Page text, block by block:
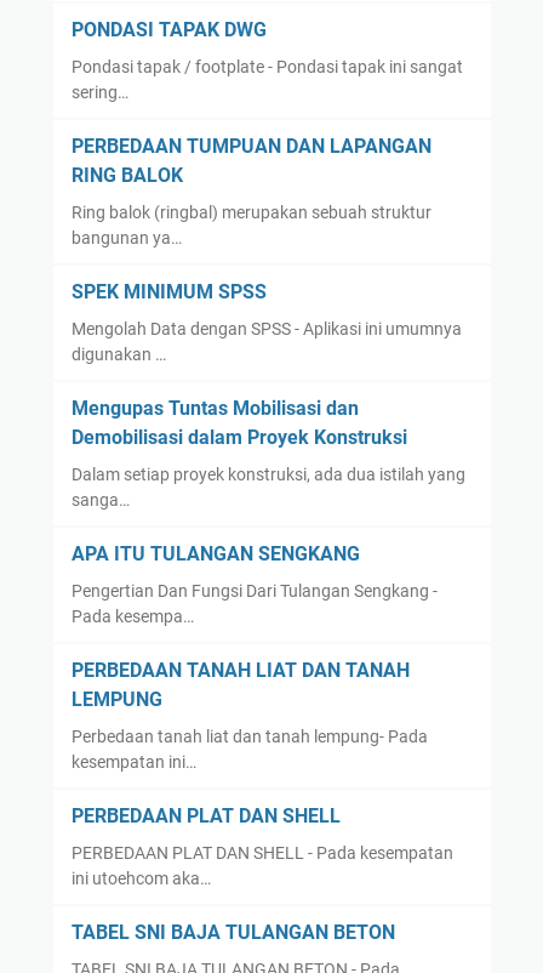
PONDASI TAPAK DWG
Pondasi tapak / footplate - Pondasi tapak ini sangat
sering…
PERBEDAAN TUMPUAN DAN LAPANGAN
RING BALOK
Ring balok (ringbal) merupakan sebuah struktur
bangunan ya…
SPEK MINIMUM SPSS
Mengolah Data dengan SPSS - Aplikasi ini umumnya
digunakan …
Mengupas Tuntas Mobilisasi dan
Demobilisasi dalam Proyek Konstruksi
Dalam setiap proyek konstruksi, ada dua istilah yang
sanga…
APA ITU TULANGAN SENGKANG
Pengertian Dan Fungsi Dari Tulangan Sengkang -
Pada kesempa…
PERBEDAAN TANAH LIAT DAN TANAH
LEMPUNG
Perbedaan tanah liat dan tanah lempung- Pada
kesempatan ini…
PERBEDAAN PLAT DAN SHELL
PERBEDAAN PLAT DAN SHELL - Pada kesempatan
ini utoehcom aka…
TABEL SNI BAJA TULANGAN BETON